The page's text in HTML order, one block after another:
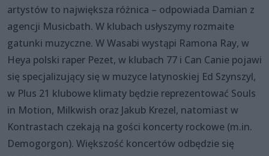
artystów to największa różnica – odpowiada Damian z
agencji Musicbath. W klubach usłyszymy rozmaite
gatunki muzyczne. W Wasabi wystąpi Ramona Ray, w
Heya polski raper Pezet, w klubach 77 i Can Canie pojawi
się specjalizujący się w muzyce latynoskiej Ed Szynszyl,
w Plus 21 klubowe klimaty będzie reprezentować Souls
in Motion, Milkwish oraz Jakub Krezel, natomiast w
Kontrastach czekają na gości koncerty rockowe (m.in.
Demogorgon). Większość koncertów odbędzie się